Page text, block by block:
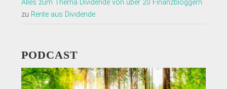
Alles zum Thema Dividende von über 20 Finanzbloggern
zu Rente aus Dividende
PODCAST